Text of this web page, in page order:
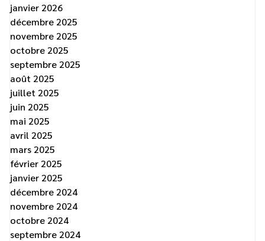
janvier 2026
décembre 2025
novembre 2025
octobre 2025
septembre 2025
août 2025
juillet 2025
juin 2025
mai 2025
avril 2025
mars 2025
février 2025
janvier 2025
décembre 2024
novembre 2024
octobre 2024
septembre 2024